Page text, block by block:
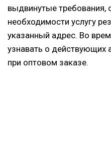
выдвинутые требования,
необходимости услугу
указанный адрес. Во
узнавать о действующих
при оптовом заказе.